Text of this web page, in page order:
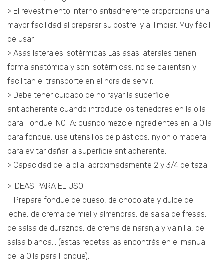
> El revestimiento interno antiadherente proporciona una
mayor facilidad al preparar su postre. y al limpiar. Muy fácil
de usar.
> Asas laterales isotérmicas Las asas laterales tienen
forma anatómica y son isotérmicas, no se calientan y
facilitan el transporte en el hora de servir.
> Debe tener cuidado de no rayar la superficie
antiadherente cuando introduce los tenedores en la olla
para Fondue. NOTA: cuando mezcle ingredientes en la Olla
para fondue, use utensilios de plásticos, nylon o madera
para evitar dañar la superficie antiadherente.
> Capacidad de la olla: aproximadamente 2 y 3/4 de taza.
> IDEAS PARA EL USO:
– Prepare fondue de queso, de chocolate y dulce de
leche, de crema de miel y almendras, de salsa de fresas,
de salsa de duraznos, de crema de naranja y vainilla, de
salsa blanca… (estas recetas las encontrás en el manual
de la Olla para Fondue).